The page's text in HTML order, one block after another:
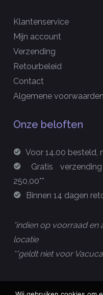
Klantenservice
Mijn account
Verzending
Retourbeleid
Contact
Algemene voorwaarden
Onze beloften
Voor 14.00 besteld,
Gratis
250,00**
Binnen 14 dagen
*indien op voorraad en
locatie
**geldt niet voor